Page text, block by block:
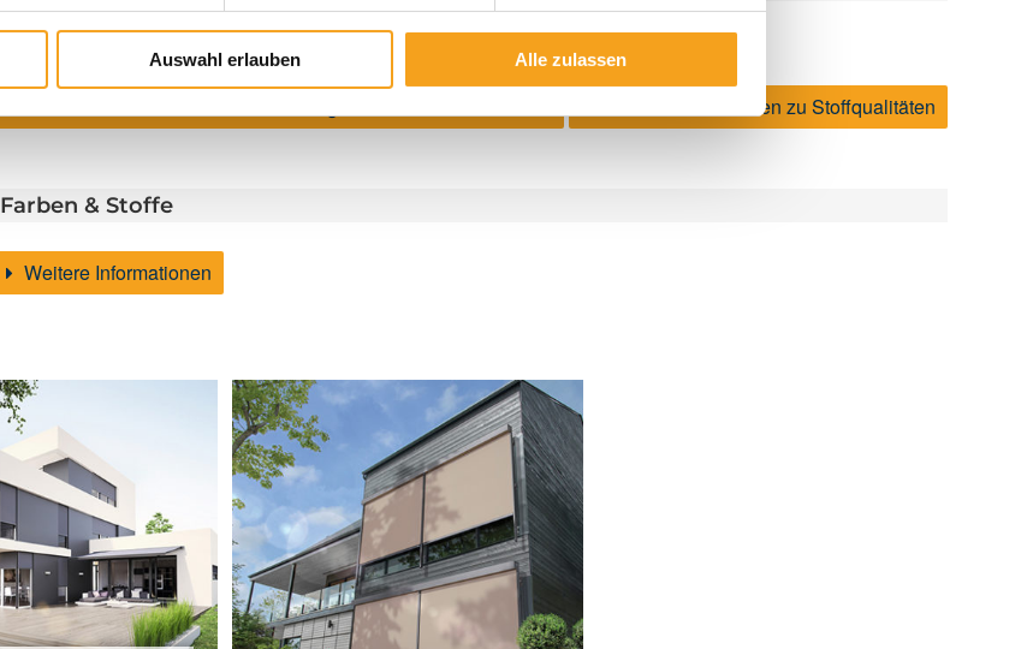
Auswahl erlauben Alle zulassen
Fensteranbindung auf Wunsch optional über Clipbefestigung
Weitere Informationen zu Stoffqualitäten
Farben & Stoffe
Weitere Informationen